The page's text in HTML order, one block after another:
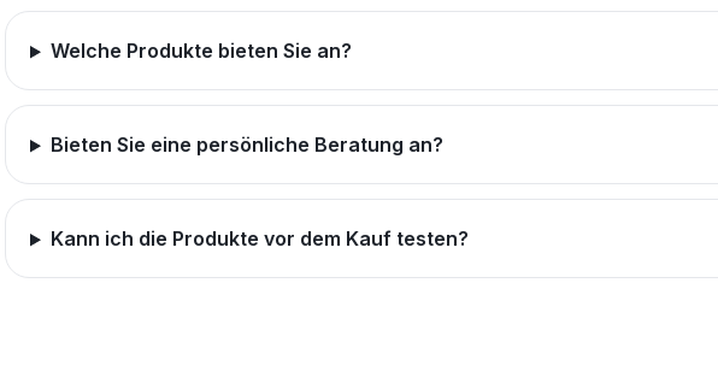
Welche Produkte bieten Sie an?
Bieten Sie eine persönliche Beratung an?
Kann ich die Produkte vor dem Kauf testen?